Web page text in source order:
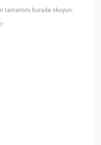
tamamını burada okuyun: